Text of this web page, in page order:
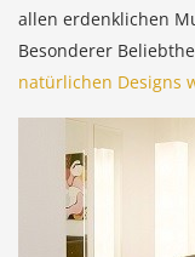
allen erdenklichen
Besonderer
natürlichen Designs